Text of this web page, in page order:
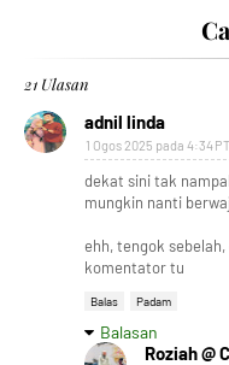
21 Ulasan
adnil linda
1 Ogos 2025 pada 4:34
dekat sini tak
mungkin nanti
ehh, tengok
komentator tu
Balas Padam
Balasan
Roziah @